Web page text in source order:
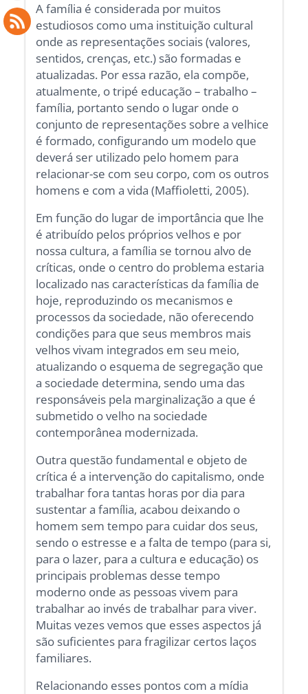
A família é considerada por muitos
estudiosos como uma instituição cultural
onde as representações sociais (valores,
sentidos, crenças, etc.) são formadas e
atualizadas. Por essa razão, ela compõe,
atualmente, o tripé educação – trabalho –
família, portanto sendo o lugar onde o
conjunto de representações sobre a velhice
é formado, configurando um modelo que
deverá ser utilizado pelo homem para
relacionar-se com seu corpo, com os outros
homens e com a vida (Maffioletti, 2005).
Em função do lugar de importância que lhe
é atribuído pelos próprios velhos e por
nossa cultura, a família se tornou alvo de
críticas, onde o centro do problema estaria
localizado nas características da família de
hoje, reproduzindo os mecanismos e
processos da sociedade, não oferecendo
condições para que seus membros mais
velhos vivam integrados em seu meio,
atualizando o esquema de segregação que
a sociedade determina, sendo uma das
responsáveis pela marginalização a que é
submetido o velho na sociedade
contemporânea modernizada.
Outra questão fundamental e objeto de
crítica é a intervenção do capitalismo, onde
trabalhar fora tantas horas por dia para
sustentar a família, acabou deixando o
homem sem tempo para cuidar dos seus,
sendo o estresse e a falta de tempo (para si,
para o lazer, para a cultura e educação) os
principais problemas desse tempo
moderno onde as pessoas vivem para
trabalhar ao invés de trabalhar para viver.
Muitas vezes vemos que esses aspectos já
são suficientes para fragilizar certos laços
familiares.
Relacionando esses pontos com a mídia